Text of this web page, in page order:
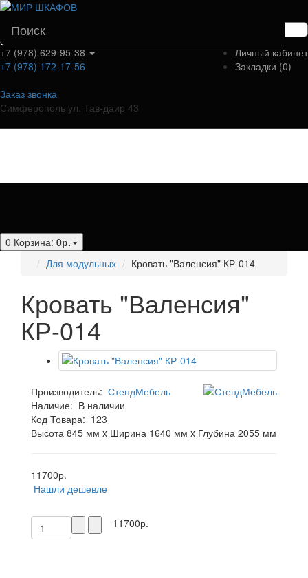
Личный кабинет
Закладки (0)
+7 (978) 629-95-38
+7 (978) 172-17-56
Заказ звонка
Симферополь ул. Тав-даир 43
0 Корзина: 0р.
Для модульных
Кровать "Валенсия" КР-014
Кровать "Валенсия"
КР-014
Производитель: СтендМебель
Наличие: В наличии
Код Товара: 123
Высота 845 мм x Ширина 1640 мм x Глубина 2055 мм
11700р.
Нашли дешевле
11700р.